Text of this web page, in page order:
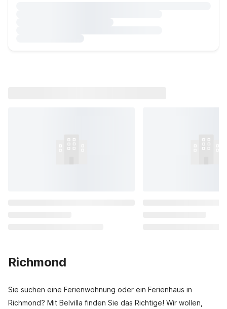
Richmond
Sie suchen eine Ferienwohnung oder ein Ferienhaus in
Richmond? Mit Belvilla finden Sie das Richtige! Wir wollen,